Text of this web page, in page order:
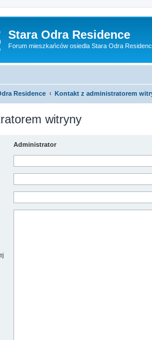
Stara Odra Residence
Forum mieszkańców osiedla Stara Odra
Residence Kontakt z administratorem
witryny
Administrator